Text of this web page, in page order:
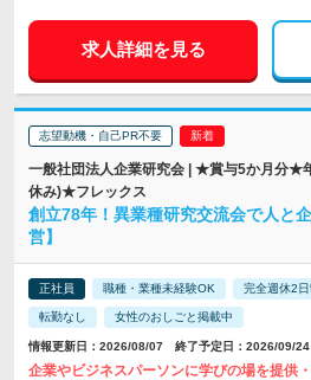
求人詳細を見る
志望動機・自己PR不要
一般社団法人企業研究会 | ★賞与5か月分★
休み)★フレックス
創立78年！異業種研究交流会で人と
営】
正社員 職種・業種未経験OK 完全週休2日
転勤なし 女性のおしごと掲載中
情報更新日：2026/08/07 終了予定日：2026/09/24
企業やビジネスパーソンに学びの場を提供